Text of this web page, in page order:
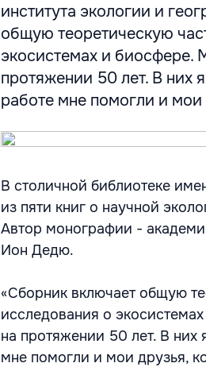
института экологии и
общую теоретическую
экосистемах и биосфере.
протяжении 50 лет. В них
работе мне помогли и мои
В столичной библиотеке
из пяти книг о научной
Автор монографии -
Ион Дедю.
«Сборник включает общую
исследования о
на протяжении 50 лет. В них
мне помогли и мои друзья,